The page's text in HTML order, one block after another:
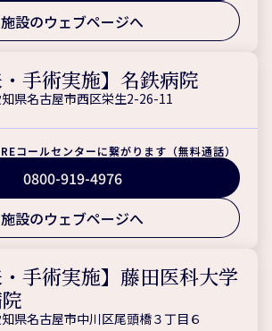
施設のウェブページへ
・手術実施】名鉄病院
県名古屋市西区栄生2-26-11
コールセンターに繋がります（無料通話）
0800-919-4976
施設のウェブページへ
・手術実施】藤田医科大学
県名古屋市中川区尾頭橋３丁目６